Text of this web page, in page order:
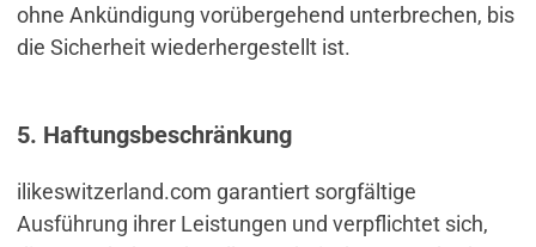
ohne Ankündigung vorübergehend unterbrechen, bis
die Sicherheit wiederhergestellt ist.
5. Haftungsbeschränkung
ilikeswitzerland.com garantiert sorgfältige
Ausführung ihrer Leistungen und verpflichtet sich,